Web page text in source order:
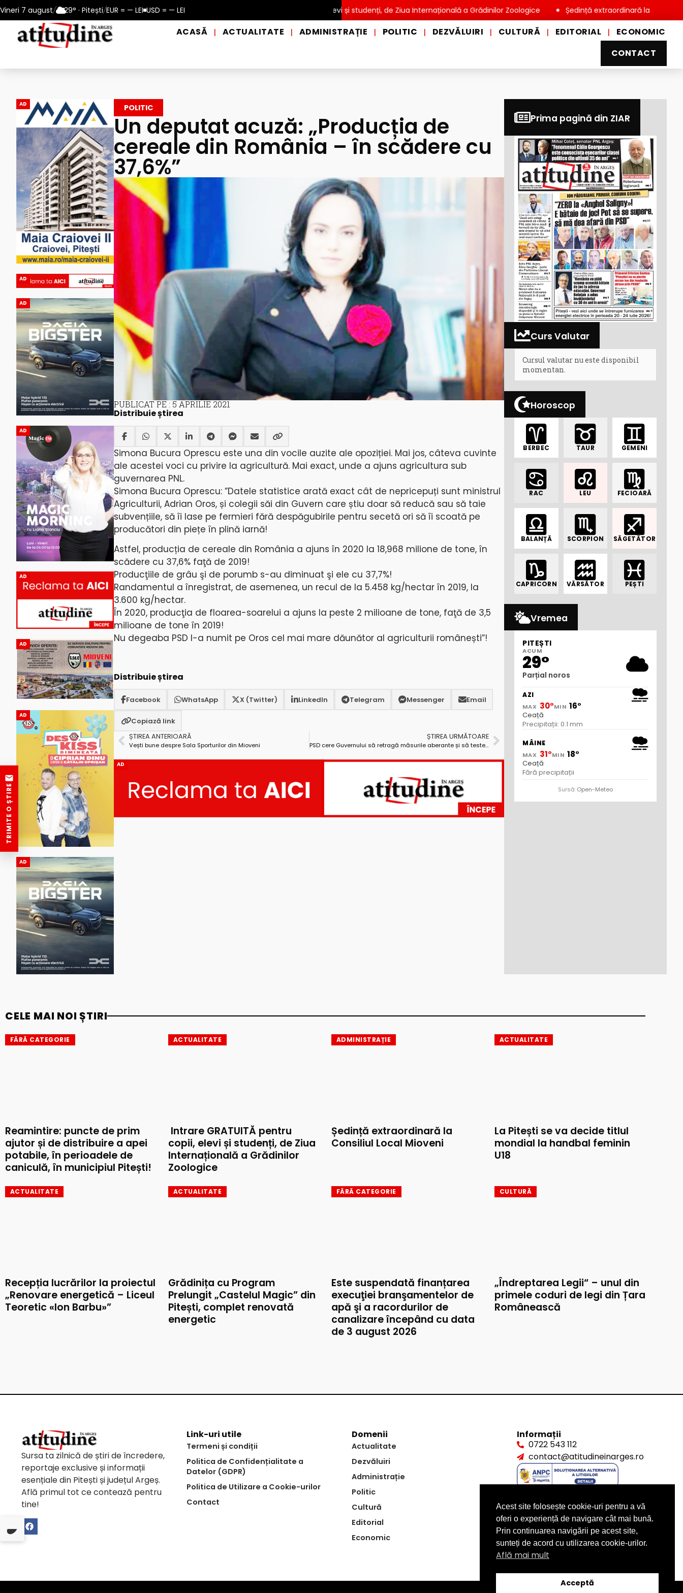
Vineri 7 august/ 29° · Pitești/EUR = — LEI USD = — LEI
de caniculă, în municipiul Pitești! Intrare GRATUITĂ pentru copii, elevi și studenți, de Ziua Internațională a Grădinilor Zoologice Ședință extraordinară la Consiliul Local
ACASĂ | ACTUALITATE | ADMINISTRAȚIE | POLITIC | DEZVĂLUIRI | CULTURĂ | EDITORIAL |
ECONOMIC
CONTACT
AD
AD
AD
AD
AD
AD
AD
AD
POLITIC
Un deputat acuză: „Producția de
cereale din România – în scădere cu
37,6%”
PUBLICAT PE : 5 APRILIE 2021
Distribuie știrea
Simona Bucura Oprescu este una din vocile auzite ale opoziției. Mai jos, câteva cuvinte
ale acestei voci cu privire la agricultură. Mai exact, unde a ajuns agricultura sub
guvernarea PNL.
Simona Bucura Oprescu: ”Datele statistice arată exact cât de nepricepuți sunt ministrul
Agriculturii, Adrian Oros, și colegii săi din Guvern care știu doar să reducă sau să taie
subvențiile, să îi lase pe fermieri fără despăgubirile pentru secetă ori să îi scoată pe
producători din piețe în plină iarnă!
Astfel, producția de cereale din România a ajuns în 2020 la 18,968 milione de tone, în
scădere cu 37,6% faţă de 2019!
Producţiile de grâu şi de porumb s-au diminuat şi ele cu 37,7%!
Randamentul a înregistrat, de asemenea, un recul de la 5.458 kg/hectar în 2019, la
3.600 kg/hectar.
În 2020, producţia de floarea-soarelui a ajuns la peste 2 milioane de tone, faţă de 3,5
milioane de tone în 2019!
Nu degeaba PSD l-a numit pe Oros cel mai mare dăunător al agriculturii românești”!
Distribuie știrea
Facebook WhatsApp X (Twitter) LinkedIn Telegram Messenger Email
Copiază link
ȘTIREA ANTERIOARĂ
Vești bune despre Sala Sporturilor din Mioveni
ȘTIREA URMĂTOARE
PSD cere Guvernului să retragă măsurile aberante și să testeze pentru normalitate!
AD
Prima pagină din ZIAR
Curs Valutar
Cursul valutar nu este disponibil
momentan.
Horoscop
BERBEC TAUR GEMENI
RAC LEU FECIOARĂ
BALANȚĂ SCORPION SĂGETĂTOR
CAPRICORN VĂRSĂTOR PEȘTI
Vremea
PITEȘTI
ACUM
29°
Parțial noros
AZI
MAX 30°MIN 16°
Ceață
Precipitații: 0.1 mm
MÂINE
MAX 31°MIN 18°
Ceață
Fără precipitații
Sursă: Open-Meteo
CELE MAI NOI ȘTIRI
FĂRĂ CATEGORIE
Reamintire: puncte de prim
ajutor și de distribuire a apei
potabile, în perioadele de
caniculă, în municipiul Pitești!
ACTUALITATE
Intrare GRATUITĂ pentru
copii, elevi și studenți, de Ziua
Internațională a Grădinilor
Zoologice
ADMINISTRAȚIE
Ședință extraordinară la
Consiliul Local Mioveni
ACTUALITATE
La Pitești se va decide titlul
mondial la handbal feminin
U18
ACTUALITATE
Recepția lucrărilor la proiectul
„Renovare energetică – Liceul
Teoretic «Ion Barbu»”
ACTUALITATE
Grădinița cu Program
Prelungit „Castelul Magic” din
Pitești, complet renovată
energetic
FĂRĂ CATEGORIE
Este suspendată finanțarea
execuţiei branşamentelor de
apă şi a racordurilor de
canalizare începând cu data
de 3 august 2026
CULTURĂ
„Îndreptarea Legii“ – unul din
primele coduri de legi din Țara
Românească
Sursa ta zilnică de știri de încredere,
reportaje exclusive și informații
esențiale din Pitești și județul Argeș.
Află primul tot ce contează pentru
tine!
Link-uri utile
Termeni și condiții
Politica de Confidențialitate a
Datelor (GDPR)
Politica de Utilizare a Cookie-urilor
Contact
Domenii
Actualitate
Dezvăluiri
Administrație
Politic
Cultură
Editorial
Economic
Informații
0722 543 112
contact@atitudineinarges.ro
TRIMITE O ȘTIRE
Acest site folosește cookie-uri pentru a vă
oferi o experiență de navigare cât mai bună.
Prin continuarea navigării pe acest site,
sunteți de acord cu utilizarea cookie-urilor.
Află mai mult
Acceptă